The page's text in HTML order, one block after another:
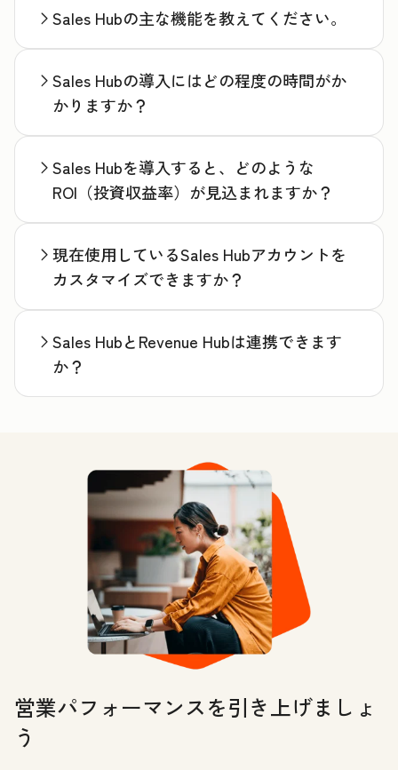
Sales Hubの主な機能を教えてください。
Sales Hubの導入にはどの程度の時間がか
かりますか？
Sales Hubを導入すると、どのような
ROI（投資収益率）が見込まれますか？
現在使用しているSales Hubアカウントを
カスタマイズできますか？
Sales HubとRevenue Hubは連携できます
か？
営業パフォーマンスを引き上げましょ
う